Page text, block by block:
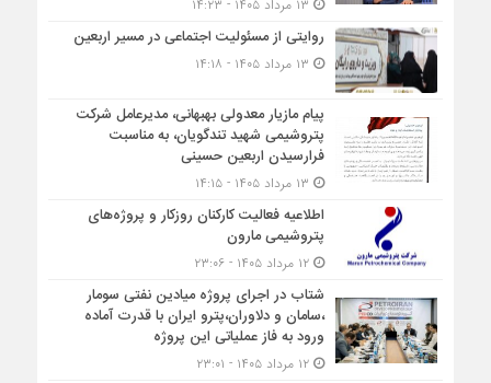
روایتی از مسئولیت اجتماعی در مسیر اربعین
پیام مازیار معدولی بهبهانی، مدیرعامل شرکت
پتروشیمی شهید تندگویان، به مناسبت
فرارسیدن اربعین حسینی
اطلاعیه فعالیت کارکنان روزکار و پروژه‌های
پتروشیمی مارون
۱۲ مرداد ۱۴۰۵ - ۲۳:۰۶
شتاب در اجرای پروژه میادین نفتی سومار
،سامان و دلاوران،پترو ایران با قدرت آماده
ورود به فاز عملیاتی این پروژه
۱۲ مرداد ۱۴۰۵ - ۲۳:۰۱